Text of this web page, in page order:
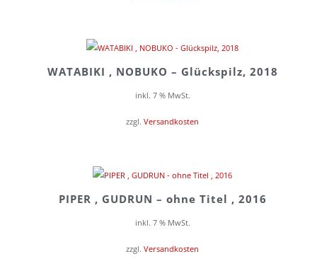
WATABIKI , NOBUKO – Glückspilz, 2018
inkl. 7 % MwSt.
zzgl. Versandkosten
PIPER , GUDRUN – ohne Titel , 2016
inkl. 7 % MwSt.
zzgl. Versandkosten